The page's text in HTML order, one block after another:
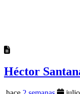
Héctor